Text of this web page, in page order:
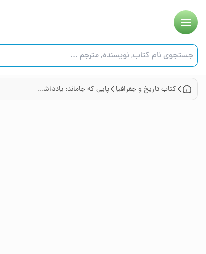
کتابتاریخ و جغرافیا پایی که جاماند: یادداشت‌های روزانه سید ناصر حسینی‌پور از زندان‌های مخفی عراق